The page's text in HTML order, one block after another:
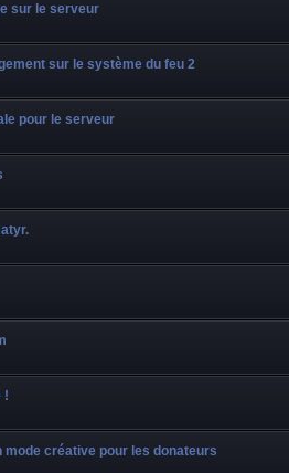
sur le serveur
sur le système du feu 2
pour le serveur
!
mode créative pour les donateurs